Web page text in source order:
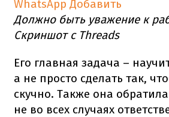
WhatsApp Добавить
Должно быть уважение к
Скриншот с Threads
Его главная задача –
а не просто сделать так,
скучно. Также она
не во всех случаях